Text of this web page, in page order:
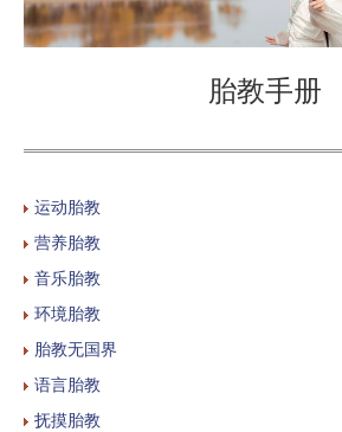
胎教手册
运动胎教
营养胎教
音乐胎教
环境胎教
胎教无国界
语言胎教
抚摸胎教